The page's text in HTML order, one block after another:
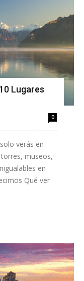
Lugares
0
verás en
museos,
en
Qué ver